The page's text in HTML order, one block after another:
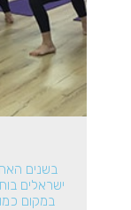
בשנים
ישראלים
במקום